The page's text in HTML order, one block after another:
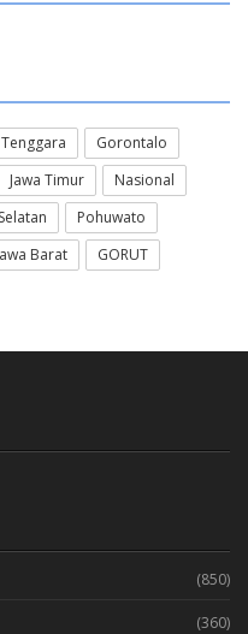
Gorontalo
Jawa Timur
Nasional
Pohuwato
Barat
GORUT
(850)
(360)